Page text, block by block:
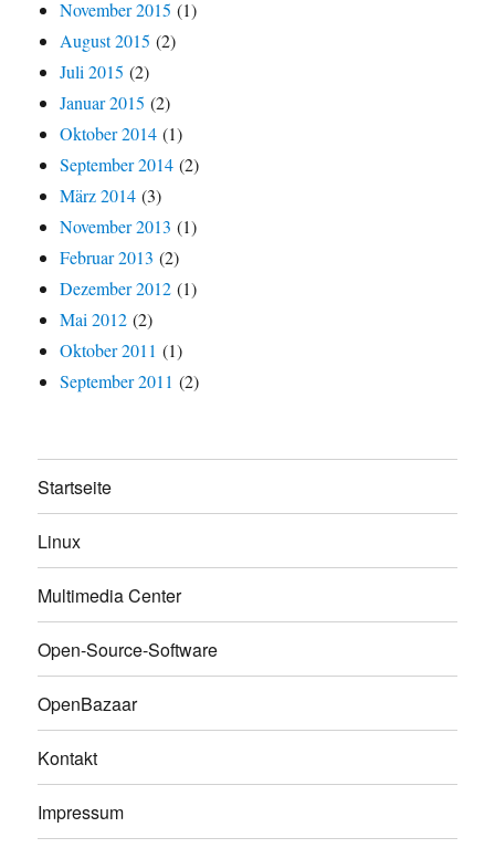
November 2015 (1)
August 2015 (2)
Juli 2015 (2)
Januar 2015 (2)
Oktober 2014 (1)
September 2014 (2)
März 2014 (3)
November 2013 (1)
Februar 2013 (2)
Dezember 2012 (1)
Mai 2012 (2)
Oktober 2011 (1)
September 2011 (2)
Startseite
Linux
Multimedia Center
Open-Source-Software
OpenBazaar
Kontakt
Impressum